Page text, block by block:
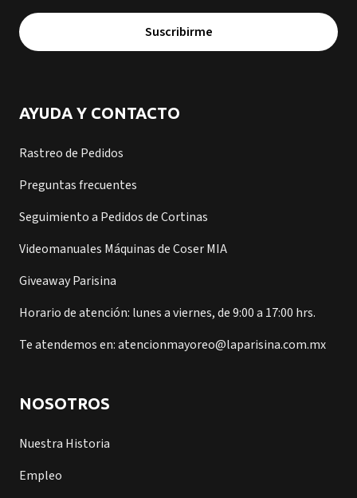
Suscribirme
AYUDA Y CONTACTO
Rastreo de Pedidos
Preguntas frecuentes
Seguimiento a Pedidos de Cortinas
Videomanuales Máquinas de Coser MIA
Giveaway Parisina
Horario de atención: lunes a viernes, de 9:00 a 17:00 hrs.
Te atendemos en: atencionmayoreo@laparisina.com.mx
NOSOTROS
Nuestra Historia
Empleo